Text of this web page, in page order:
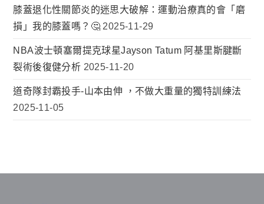
膝蓋退化性關節炎的迷思大破解：運動治療真的會「磨
損」我的膝蓋嗎？🤔 2025-11-29
NBA波士頓塞爾提克球星Jayson Tatum 阿基里斯腱斷
裂術後復健分析 2025-11-20
道奇隊封霸投手-山本由伸 ，不做大重量的獨特訓練法
2025-11-05